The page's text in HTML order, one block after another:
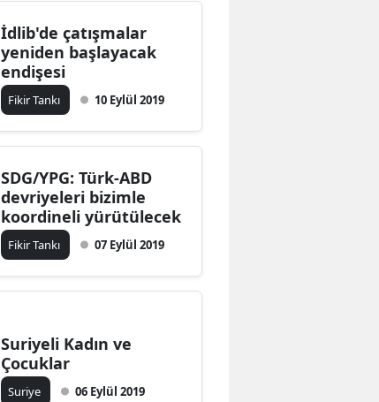
İdlib'de çatışmalar
yeniden başlayacak
endişesi
Fikir Tankı 10 Eylül 2019
SDG/YPG: Türk-ABD
devriyeleri bizimle
koordineli yürütülecek
Fikir Tankı 07 Eylül 2019
Suriyeli Kadın ve
Çocuklar
Suriye 06 Eylül 2019